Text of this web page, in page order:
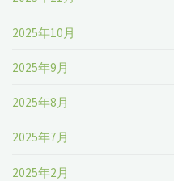
2025年10月
2025年9月
2025年8月
2025年7月
2025年2月